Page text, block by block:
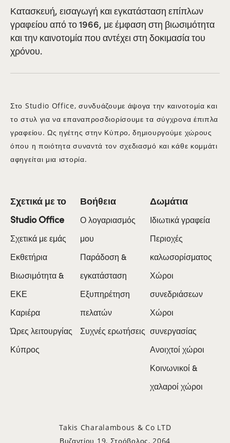
Κατασκευή, εισαγωγή και εγκατάσταση επίπλων
γραφείου από το 1966, με έμφαση στη βιωσιμότητα
και την καινοτομία που αντέχει στη δοκιμασία του
χρόνου.
Στο Studio Office, συνδυάζουμε άψογα την καινοτομία και
το στυλ για να επαναπροσδιορίσουμε τα σύγχρονα έπιπλα
γραφείου. Ως ηγέτης στην Κύπρο, δημιουργούμε χώρους
όπου η ποιότητα συναντά τον σχεδιασμό και κάθε κομμάτι
αφηγείται μια ιστορία.
Σχετικά με το
Studio Office
Σχετικά με εμάς
Εκθετήρια
Βιωσιμότητα &
ΕΚΕ
Καριέρα
Ώρες λειτουργίας
Κύπρος
Βοήθεια
Ο λογαριασμός
μου
Παράδοση &
εγκατάσταση
Εξυπηρέτηση
πελατών
Συχνές ερωτήσεις
Δωμάτια
Ιδιωτικά γραφεία
Περιοχές
καλωσορίσματος
Χώροι
συνεδριάσεων
Χώροι
συνεργασίας
Ανοιχτοί χώροι
Κοινωνικοί &
χαλαροί χώροι
Takis Charalambous & Co LTD
Βυζαντίου 19, Στρόβολος, 2064